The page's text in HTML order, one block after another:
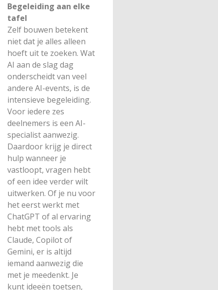
Begeleiding aan elke
tafel
Zelf bouwen betekent
niet dat je alles alleen
hoeft uit te zoeken. Wat
AI aan de slag dag
onderscheidt van veel
andere AI-events, is de
intensieve begeleiding.
Voor iedere zes
deelnemers is een AI-
specialist aanwezig.
Daardoor krijg je direct
hulp wanneer je
vastloopt, vragen hebt
of een idee verder wilt
uitwerken. Of je nu voor
het eerst werkt met
ChatGPT of al ervaring
hebt met tools als
Claude, Copilot of
Gemini, er is altijd
iemand aanwezig die
met je meedenkt. Je
kunt ideeën toetsen,